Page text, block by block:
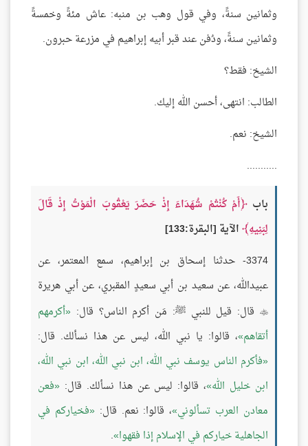
وثمانين سنةً، وفي قول وهب بن منبه: عاش مئةً وخمسةً
وثمانين سنةً، ودُفن عند قبر أبيه إبراهيم في مزرعة حبرون.
الشيخ: فقط؟
الطالب: انتهى، أحسن الله إليك.
الشيخ: نعم.
...........
باب أَمْ كُنْتُمْ شُهَدَاءَ إِذْ حَضَرَ يَعْقُوبَ الْمَوْتُ إِذْ قَالَ
لِبَنِيهِ الآية [البقرة:133]
3374- حدثنا إسحاق بن إبراهيم، سمع المعتمر، عن
عبيدالله، عن سعيد بن أبي سعيدٍ المقبري، عن أبي هريرة
 قال: قيل للنبي ﷺ: مَن أكرم الناس؟ قال:
أكرمهم
أتقاهم ، قالوا: يا نبي الله، ليس عن هذا نسألك. قال:
فأكرم الناس يوسف نبي الله، ابن نبي الله، ابن نبي الله،
ابن خليل الله ، قالوا: ليس عن هذا نسألك. قال:
فعن
معادن العرب تسألوني ، قالوا: نعم. قال: فخياركم في
الجاهلية خياركم في الإسلام إذا فقهوا .